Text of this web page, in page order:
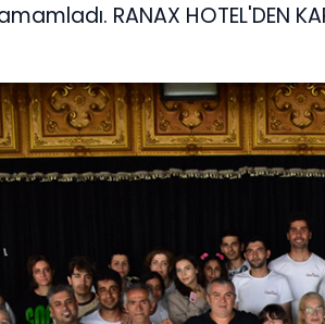
RANAX HOTEL'DEN